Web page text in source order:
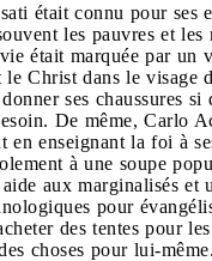
était connu pour ses
les pauvres et les
était marquée par un
le Christ dans le visage
ses chaussures si
De même, Carlo
en enseignant la foi à
à une soupe
aux marginalisés et
pour
des tentes pour
choses pour lui-même.